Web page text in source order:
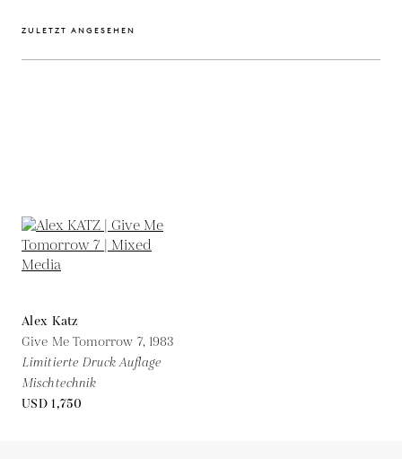
ZULETZT ANGESEHEN
Alex Katz
Give Me Tomorrow 7, 1983
Limitierte Druck Auflage
Mischtechnik
USD 1,750